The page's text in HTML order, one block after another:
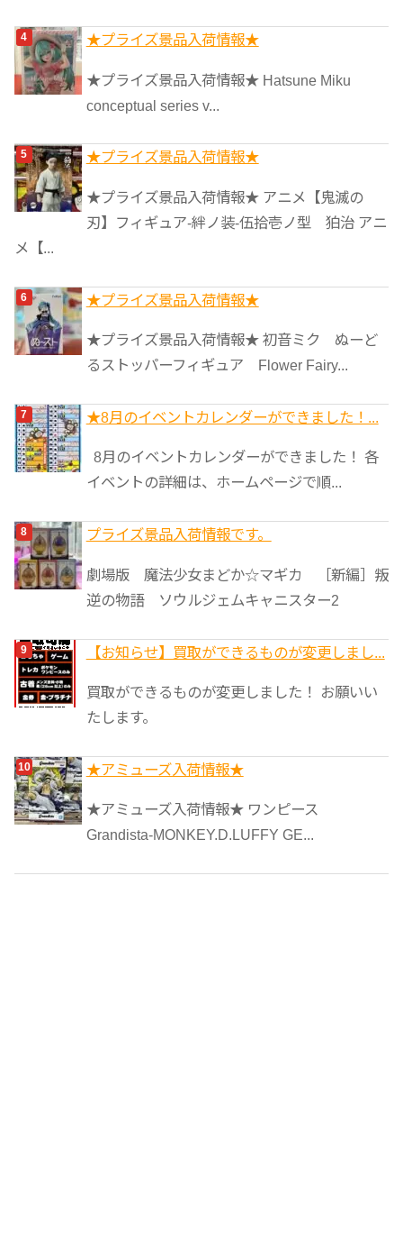
★プライズ景品入荷情報★
★プライズ景品入荷情報★ Hatsune Miku
conceptual series v...
★プライズ景品入荷情報★
★プライズ景品入荷情報★ アニメ【鬼滅の
刃】フィギュア-絆ノ装-伍拾壱ノ型 狛治 アニ
メ【...
★プライズ景品入荷情報★
★プライズ景品入荷情報★ 初音ミク ぬーど
るストッパーフィギュア Flower Fairy...
★8月のイベントカレンダーができました！...
8月のイベントカレンダーができました！ 各
イベントの詳細は、ホームページで順...
プライズ景品入荷情報です。
劇場版 魔法少女まどか☆マギカ ［新編］叛
逆の物語 ソウルジェムキャニスター2
【お知らせ】買取ができるものが変更しまし...
買取ができるものが変更しました！ お願いい
たします。
★アミューズ入荷情報★
★アミューズ入荷情報★ ワンピース
Grandista-MONKEY.D.LUFFY GE...